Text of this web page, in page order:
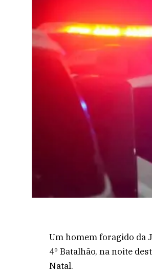
Um homem foragido da
4º Batalhão, na noite
Natal.